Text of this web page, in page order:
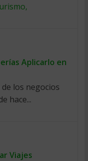
Aplicarlo en
los negocios
hace...
Viajes